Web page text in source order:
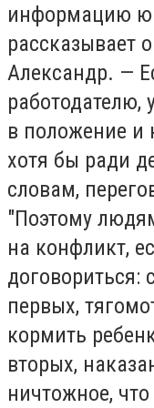
информацию
рассказывает
Александр. —
работодателю,
в положение и
хотя бы ради
словам,
"Поэтому
на конфликт,
договориться:
первых,
кормить
вторых,
ничтожное,